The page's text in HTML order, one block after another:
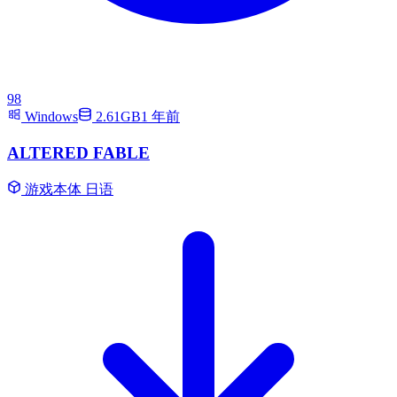
98
Windows
2.61GB1 年前
ALTERED FABLE
游戏本体 日语